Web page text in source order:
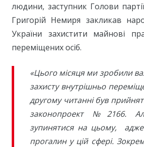
людини, заступник Голови
Григорій Немиря закликав
України захистити майнові
переміщених осіб.
«Цього місяця ми зробили
захисту внутрішньо
другому читанні був
законопроект №2166.
зупинятися на цьому,
прогалин у цій сфері.